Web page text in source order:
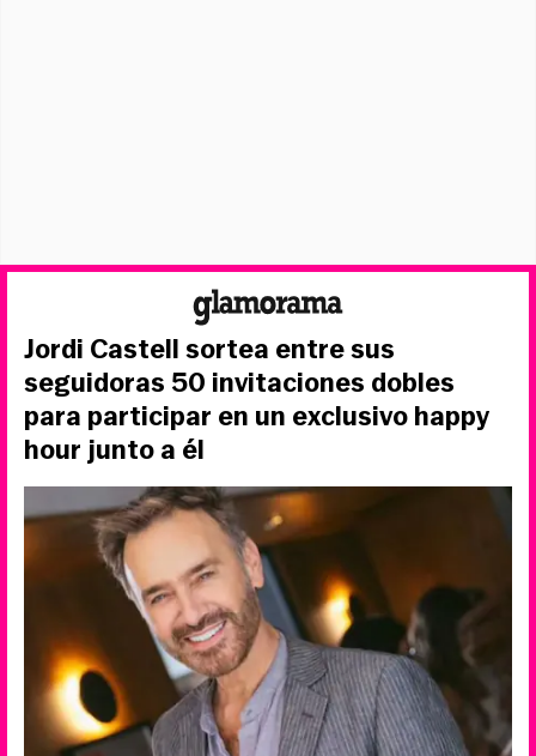
Jordi Castell sortea entre sus
seguidoras 50 invitaciones dobles
para participar en un exclusivo happy
hour junto a él